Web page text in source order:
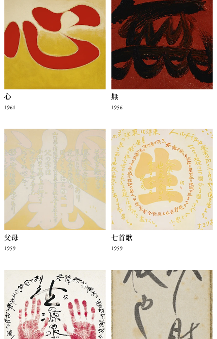
心
1961
無
1956
父母
1959
七首歌
1959